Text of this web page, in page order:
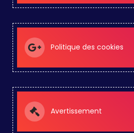
Politique des cookies
Avertissement